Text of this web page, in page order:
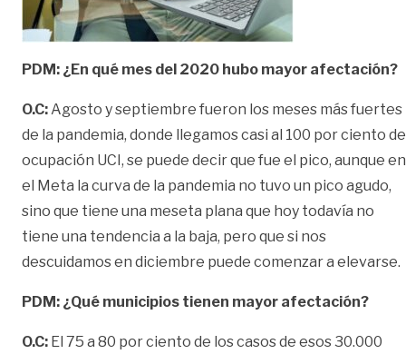
PDM: ¿En qué mes del 2020 hubo mayor afectación?
O.C: Agosto y septiembre fueron los meses más fuertes
de la pandemia, donde llegamos casi al 100 por ciento de
ocupación UCI, se puede decir que fue el pico, aunque en
el Meta la curva de la pandemia no tuvo un pico agudo,
sino que tiene una meseta plana que hoy todavía no
tiene una tendencia a la baja, pero que si nos
descuidamos en diciembre puede comenzar a elevarse.
PDM: ¿Qué municipios tienen mayor afectación?
O.C: El 75 a 80 por ciento de los casos de esos 30.000